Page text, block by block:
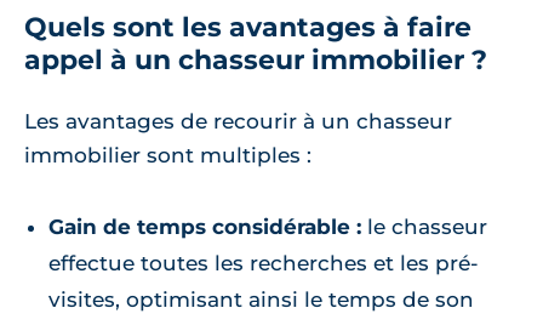
Quels sont les avantages à faire
appel à un chasseur immobilier ?
Les avantages de recourir à un chasseur
immobilier sont multiples :
Gain de temps considérable : le chasseur
effectue toutes les recherches et les pré-
visites, optimisant ainsi le temps de son